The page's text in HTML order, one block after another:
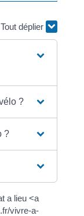
Tout déplier
?
?
a lieu <a
vivre-a-